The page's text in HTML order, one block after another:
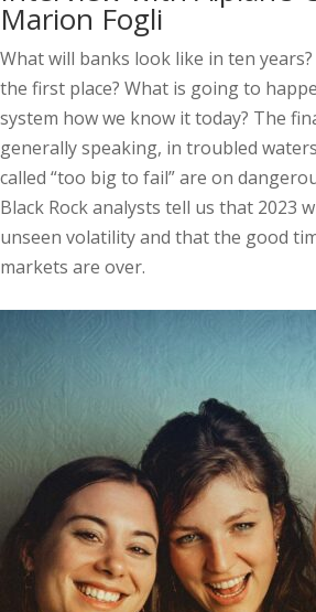
Marion Fogli
What will banks look like in ten
the first place? What is going to
system how we know it today? The
generally speaking, in troubled
called “too big to fail” are on
Black Rock analysts tell us that 2023
unseen volatility and that the good
markets are over.